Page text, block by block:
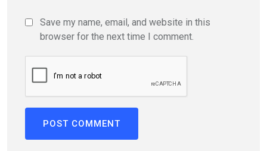
Save my name, email, and website in this
browser for the next time I comment.